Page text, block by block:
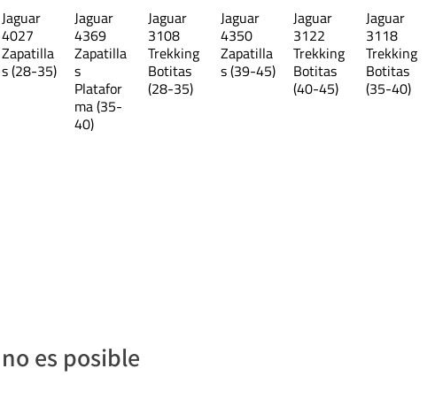
26 cm
corresponden al largo interno del área de
que si bien el largo es estándar, la
Jaguar
4027
Zapatilla
s (28-35)
Jaguar
4369
Zapatilla
s
Platafor
ma (35-
40)
Jaguar
3108
Trekking
Botitas
(28-35)
Jaguar
4350
Zapatilla
s (39-45)
Jaguar
3122
Trekking
Botitas
(40-45)
Jaguar
3118
Trekking
Botitas
(35-40)
no es posible